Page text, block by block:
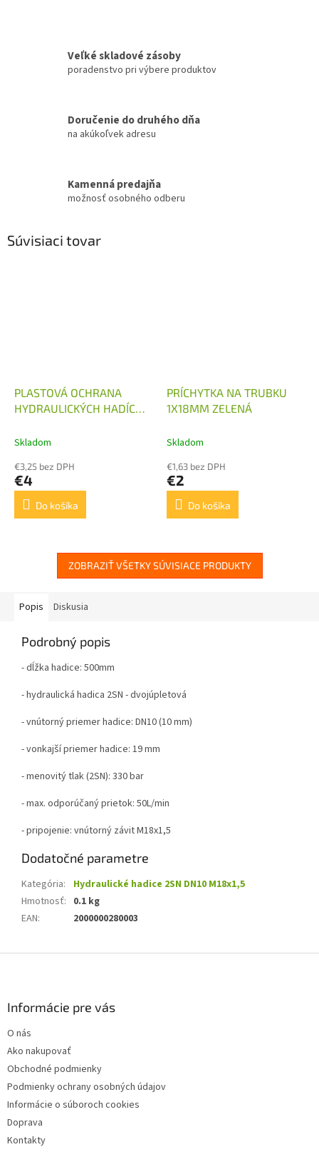
Veľké skladové zásoby
poradenstvo pri výbere produktov
Doručenie do druhého dňa
na akúkoľvek adresu
Kamenná predajňa
možnosť osobného odberu
Súvisiaci tovar
PLASTOVÁ OCHRANA
HYDRAULICKÝCH HADÍC
Skladom
€3,25 bez DPH
€4
Do košíka
PRÍCHYTKA NA TRUBKU
1X18MM ZELENÁ
Skladom
€1,63 bez DPH
€2
Do košíka
ZOBRAZIŤ VŠETKY SÚVISIACE PRODUKTY
Popis Diskusia
Podrobný popis
- dĺžka hadice: 500mm
- hydraulická hadica 2SN - dvojúpletová
- vnútorný priemer hadice: DN10 (10 mm)
- vonkajší priemer hadice: 19 mm
- menovitý tlak (2SN): 330 bar
- max. odporúčaný prietok: 50L/min
- pripojenie: vnútorný závit M18x1,5
Dodatočné parametre
Kategória:
Hydraulické hadice 2SN DN10 M18x1,5
Hmotnosť: 0.1 kg
EAN: 2000000280003
Informácie pre vás
O nás
Ako nakupovať
Obchodné podmienky
Podmienky ochrany osobných údajov
Informácie o súboroch cookies
Doprava
Kontakty